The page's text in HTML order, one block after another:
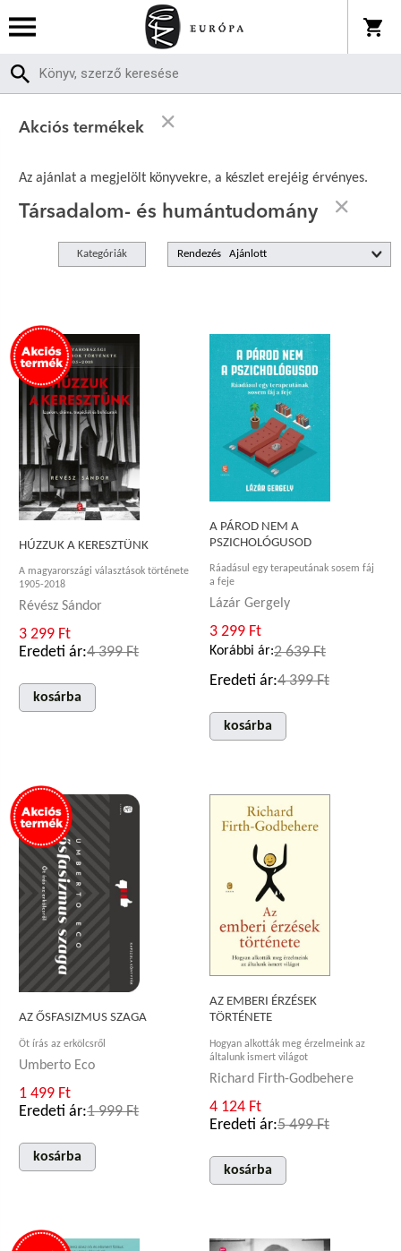
Akciós termékek
Az ajánlat a megjelölt könyvekre, a készlet erejéig érvényes.
Társadalom- és humántudomány
Kategóriák Rendezés
HÚZZUK A KERESZTÜNK
A magyarországi választások története
1905-2018
Révész Sándor
3 299 Ft
Eredeti ár:4 399 Ft
kosárba
A PÁROD NEM A
PSZICHOLÓGUSOD
Ráadásul egy terapeutának sosem fáj
a feje
Lázár Gergely
3 299 Ft
Korábbi ár:2 639 Ft
Eredeti ár:4 399 Ft
kosárba
AZ ŐSFASIZMUS SZAGA
Öt írás az erkölcsről
Umberto Eco
1 499 Ft
Eredeti ár:1 999 Ft
kosárba
AZ EMBERI ÉRZÉSEK
TÖRTÉNETE
Hogyan alkották meg érzelmeink az
általunk ismert világot
Richard Firth-Godbehere
4 124 Ft
Eredeti ár:5 499 Ft
kosárba